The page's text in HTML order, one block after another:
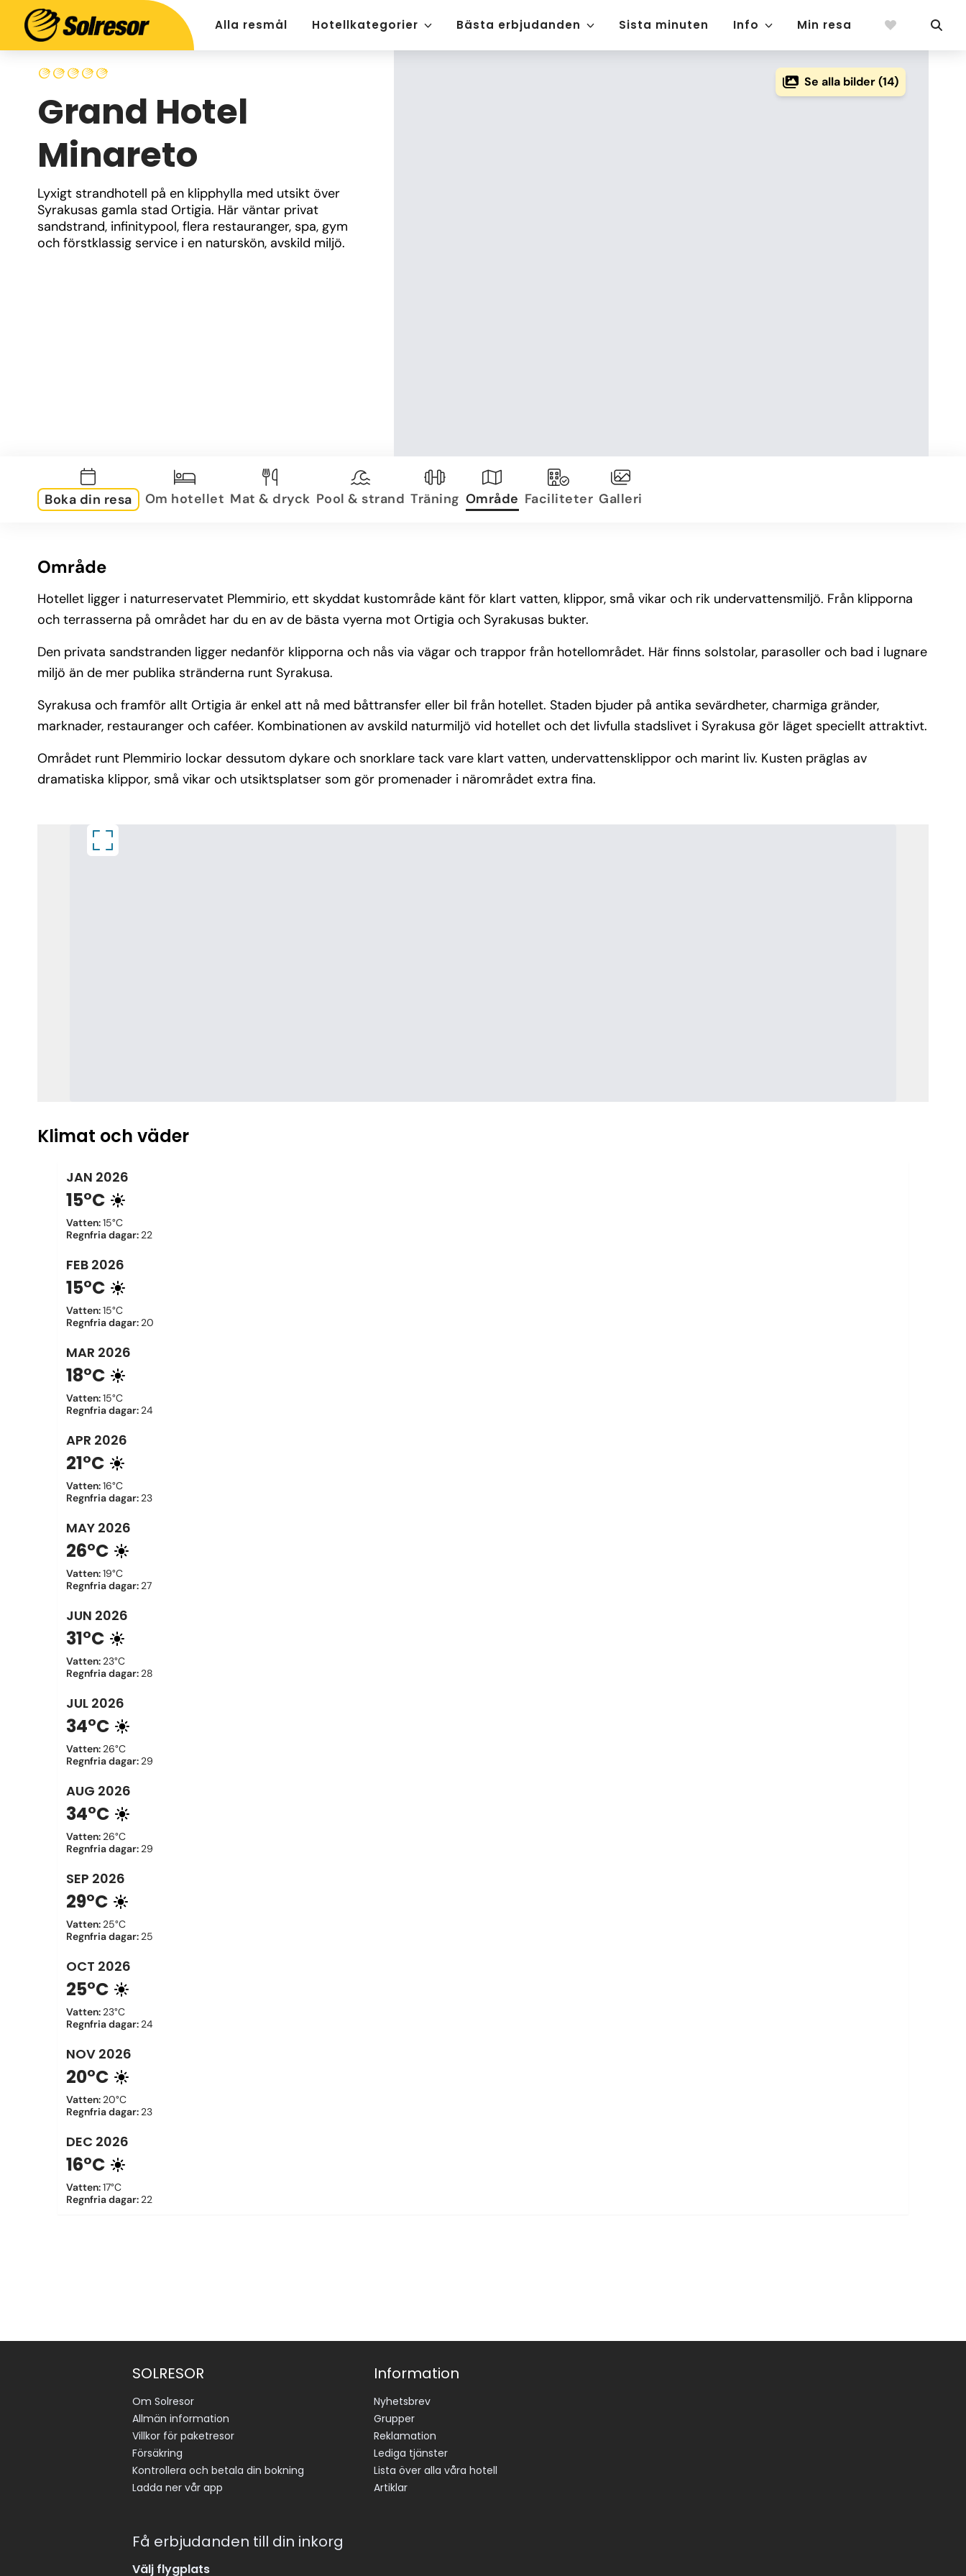
Alla resmål Hotellkategorier Bästa erbjudanden Sista minuten Info Min resa
Grand Hotel
Minareto
Lyxigt strandhotell på en klipphylla med utsikt över
Syrakusas gamla stad Ortigia. Här väntar privat
sandstrand, infinitypool, flera restauranger, spa, gym
och förstklassig service i en naturskön, avskild miljö.
Se alla bilder (14)
Boka din resa Om hotellet Mat & dryck Pool & strand Träning Område Faciliteter Galleri
Område
Hotellet ligger i naturreservatet Plemmirio, ett skyddat kustområde känt för klart vatten, klippor, små vikar och rik undervattensmiljö. Från klipporna
och terrasserna på området har du en av de bästa vyerna mot Ortigia och Syrakusas bukter.
Den privata sandstranden ligger nedanför klipporna och nås via vägar och trappor från hotellområdet. Här finns solstolar, parasoller och bad i lugnare
miljö än de mer publika stränderna runt Syrakusa.
Syrakusa och framför allt Ortigia är enkel att nå med båttransfer eller bil från hotellet. Staden bjuder på antika sevärdheter, charmiga gränder,
marknader, restauranger och caféer. Kombinationen av avskild naturmiljö vid hotellet och det livfulla stadslivet i Syrakusa gör läget speciellt attraktivt.
Området runt Plemmirio lockar dessutom dykare och snorklare tack vare klart vatten, undervattensklippor och marint liv. Kusten präglas av
dramatiska klippor, små vikar och utsiktsplatser som gör promenader i närområdet extra fina.
Klimat och väder
JAN 2026
15°C
Vatten:15°C
Regnfria dagar: 22
FEB 2026
15°C
Vatten:15°C
Regnfria dagar: 20
MAR 2026
18°C
Vatten:15°C
Regnfria dagar: 24
APR 2026
21°C
Vatten:16°C
Regnfria dagar: 23
MAY 2026
26°C
Vatten:19°C
Regnfria dagar: 27
JUN 2026
31°C
Vatten: 23°C
Regnfria dagar: 28
JUL 2026
34°C
Vatten: 26°C
Regnfria dagar: 29
AUG 2026
34°C
Vatten: 26°C
Regnfria dagar: 29
SEP 2026
29°C
Vatten: 25°C
Regnfria dagar: 25
OCT 2026
25°C
Vatten: 23°C
Regnfria dagar: 24
NOV 2026
20°C
Vatten: 20°C
Regnfria dagar: 23
DEC 2026
16°C
Vatten:17°C
Regnfria dagar: 22
SOLRESOR
Om Solresor
Allmän information
Villkor för paketresor
Försäkring
Kontrollera och betala din bokning
Ladda ner vår app
Information
Nyhetsbrev
Grupper
Reklamation
Lediga tjänster
Lista över alla våra hotell
Artiklar
Få erbjudanden till din inkorg
Välj flygplats